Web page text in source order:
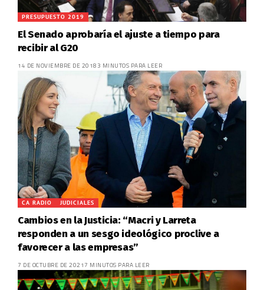
PRESUPUESTO 2019
El Senado aprobaría el ajuste a tiempo para
recibir al G20
14 DE NOVIEMBRE DE 2018 3 MINUTOS PARA LEER
CA RADIO JUDICIALES
Cambios en la Justicia: “Macri y Larreta
responden a un sesgo ideológico proclive a
favorecer a las empresas”
7 DE OCTUBRE DE 20217 MINUTOS PARA LEER